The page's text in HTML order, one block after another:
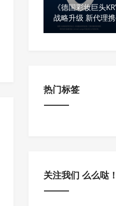
《德国彩妆巨头
战略升级 新代理
热门标签
关注我们 么么哒！